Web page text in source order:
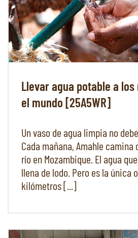
Llevar agua potable a
el mundo [25A5WR]
Un vaso de agua limpia no
Cada mañana, Amahle
río en Mozambique. El agua
llena de lodo. Pero es la única
kilómetros [...]